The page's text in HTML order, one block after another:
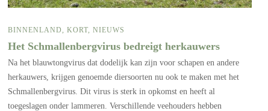
BINNENLAND KORT NIEUWS
Het Schmallenbergvirus bedreigt herkauwers
Na het blauwtongvirus dat dodelijk kan zijn voor schapen en andere
herkauwers, krijgen genoemde diersoorten nu ook te maken met het
Schmallenbergvirus. Dit virus is sterk in opkomst en heeft al
toegeslagen onder lammeren. Verschillende veehouders hebben